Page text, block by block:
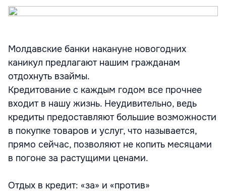
Молдавские банки накануне новогодних
каникул предлагают нашим гражданам
отдохнуть взаймы.
Кредитование с каждым годом все прочнее
входит в нашу жизнь. Неудивительно, ведь
кредиты предоставляют большие возможности
в покупке товаров и услуг, что называется,
прямо сейчас, позволяют не копить месяцами
в погоне за растущими ценами.
Отдых в кредит: «за» и «против»